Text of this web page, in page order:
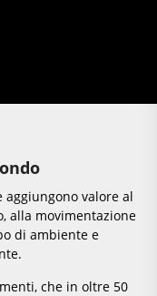
valore al
alla movimentazione
di ambiente e
che in oltre 50